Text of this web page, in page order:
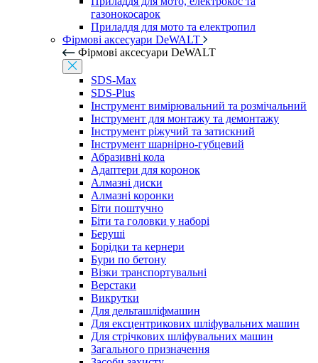
газонокосарок
Приладдя для мото та електропил
Фірмові аксесуари DeWALT
Фірмові аксесуари DeWALT
SDS-Max
SDS-Plus
Інструмент вимірювальний та розмічальний
Інструмент для монтажу та демонтажу
Інструмент ріжучий та затискний
Інструмент шарнірно-губцевий
Абразивні кола
Адаптери для коронок
Алмазні диски
Алмазні коронки
Біти поштучно
Біти та головки у наборі
Беруші
Борідки та кернери
Бури по бетону
Візки транспортувальні
Верстаки
Викрутки
Для дельташліфмашин
Для ексцентрикових шліфувальних машин
Для стрічкових шліфувальних машин
Загального призначення